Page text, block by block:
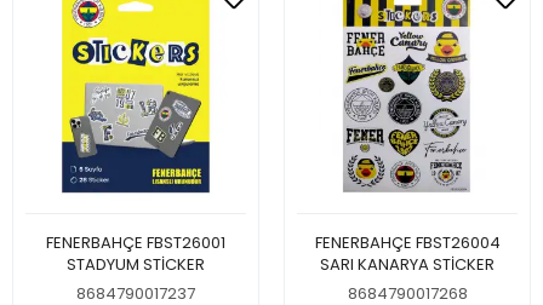
FENERBAHÇE FBST26001
STADYUM STİCKER
8684790017237
FENERBAHÇE FBST26004
SARI KANARYA STİCKER
8684790017268